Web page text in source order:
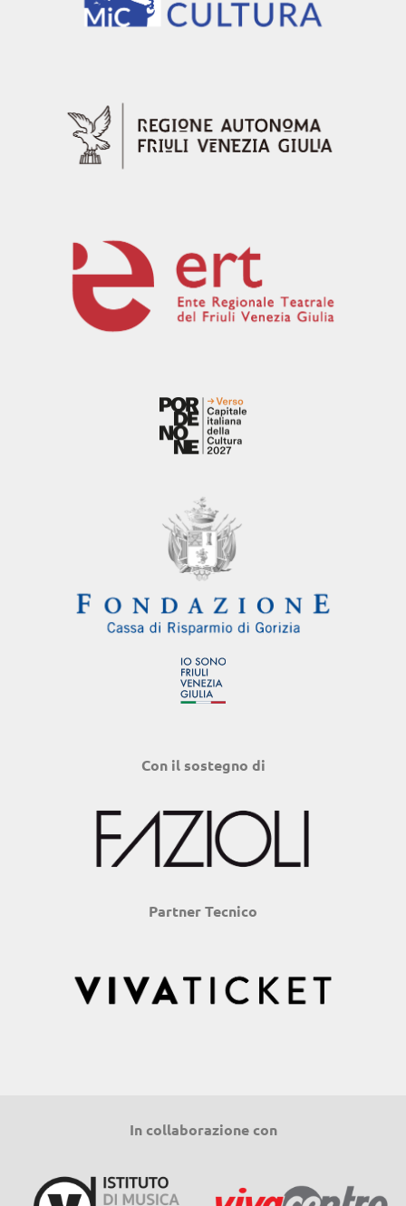
Con il sostegno di
Partner Tecnico
In collaborazione con